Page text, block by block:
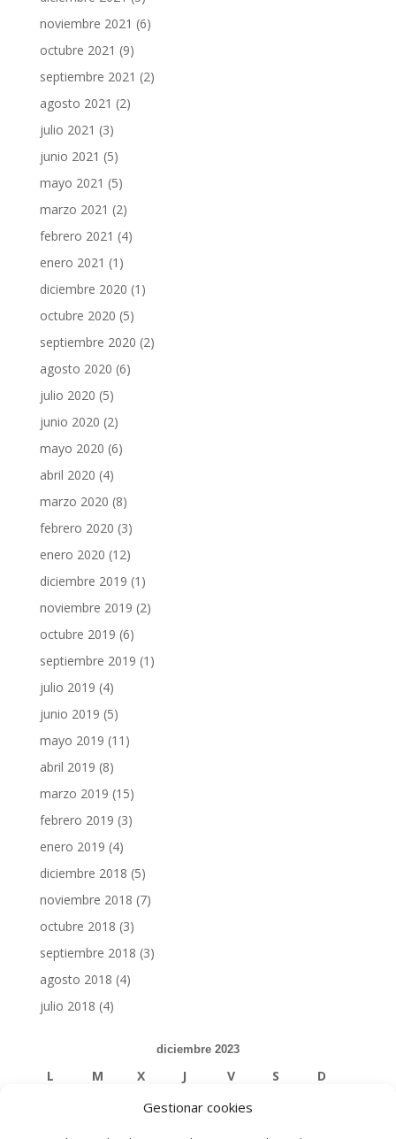
Gestionar cookies
noviembre 2021 (6)
octubre 2021 (9)
septiembre 2021 (2)
agosto 2021 (2)
julio 2021 (3)
junio 2021 (5)
mayo 2021 (5)
marzo 2021 (2)
febrero 2021 (4)
enero 2021 (1)
diciembre 2020 (1)
octubre 2020 (5)
septiembre 2020 (2)
agosto 2020 (6)
julio 2020 (5)
junio 2020 (2)
mayo 2020 (6)
abril 2020 (4)
marzo 2020 (8)
febrero 2020 (3)
enero 2020 (12)
diciembre 2019 (1)
noviembre 2019 (2)
octubre 2019 (6)
septiembre 2019 (1)
julio 2019 (4)
junio 2019 (5)
mayo 2019 (11)
abril 2019 (8)
marzo 2019 (15)
febrero 2019 (3)
enero 2019 (4)
diciembre 2018 (5)
noviembre 2018 (7)
octubre 2018 (3)
septiembre 2018 (3)
agosto 2018 (4)
julio 2018 (4)
diciembre 2023
L M X J V S D
1